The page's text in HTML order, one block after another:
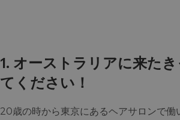
1. オーストラリアに来た
てください！
20歳の時から東京にあるヘアサロンで働